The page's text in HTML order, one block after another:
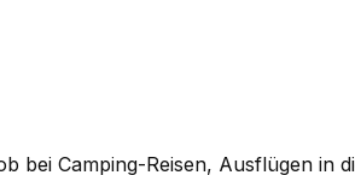
bei Camping-Reisen, Ausflügen in